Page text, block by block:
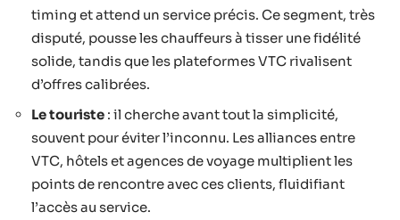
timing et attend un service précis. Ce segment, très
disputé, pousse les chauffeurs à tisser une fidélité
solide, tandis que les plateformes VTC rivalisent
d’offres calibrées.
Le touriste : il cherche avant tout la simplicité,
souvent pour éviter l’inconnu. Les alliances entre
VTC, hôtels et agences de voyage multiplient les
points de rencontre avec ces clients, fluidifiant
l’accès au service.